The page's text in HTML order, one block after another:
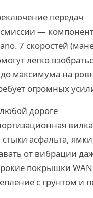
передач
—
7 скоростей
легко
до максимума на
огромных
дороге
асфальта,
от вибрации
покрышки
с грунтом и